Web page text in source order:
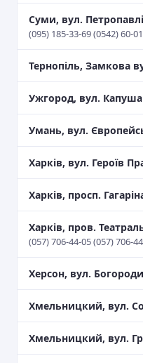
Суми, вул.
(095) 185-33-69 (0542) 60-
Тернопіль, Замкова
Ужгород, вул.
Умань, вул.
Харків, вул. Героїв
Харків, просп.
Харків, пров.
(057) 706-44-05 (057) 706-
Херсон, вул.
Хмельницкий, вул.
Хмельницкий, вул.